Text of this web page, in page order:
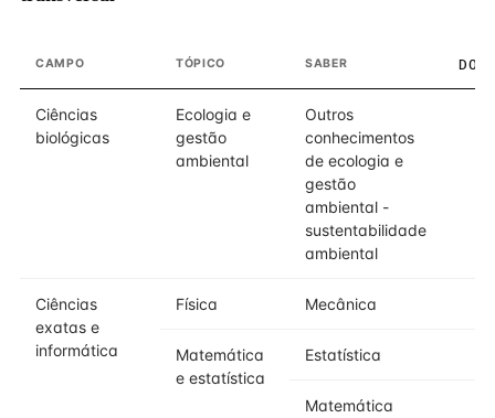
CAMPO TÓPICO SABER
Ciências
biológicas
Ecologia e
gestão
ambiental
Outros
conhecimentos
de ecologia e
gestão
ambiental -
sustentabilidade
ambiental
Ciências
exatas e
informática
Física Mecânica
Matemática
e estatística
Estatística
Matemática